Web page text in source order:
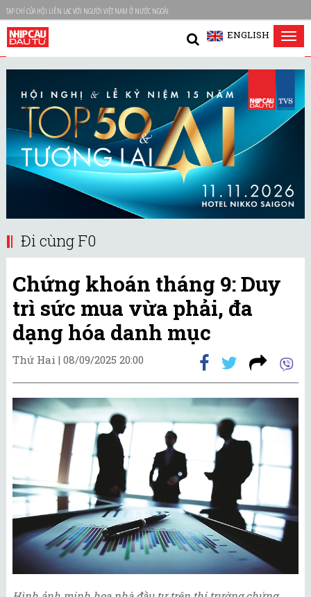
TẠP CHÍ CỦA HỘI LIÊN LẠC VỚI NGƯỜI VIỆT NAM Ở NƯỚC NGOÀI
ENGLISH
Đi cùng F0
Chứng khoán tháng 9: Duy
trì sức mua vừa phải, đa
dạng hóa danh mục
Thứ Hai | 08/09/2025 20:00